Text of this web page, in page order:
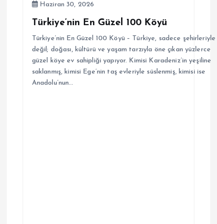
Haziran 30, 2026
Türkiye’nin En Güzel 100 Köyü
Türkiye’nin En Güzel 100 Köyü – Türkiye, sadece şehirleriyle
değil; doğası, kültürü ve yaşam tarzıyla öne çıkan yüzlerce
güzel köye ev sahipliği yapıyor. Kimisi Karadeniz’in yeşiline
saklanmış, kimisi Ege’nin taş evleriyle süslenmiş, kimisi ise
Anadolu’nun…